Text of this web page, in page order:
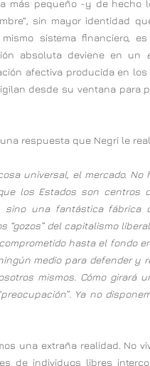
más pequeño -y de hecho
sin mayor identidad
sistema financiero,
absoluta deviene en un
afectiva producida en
desde su ventana para
respuesta que Negri le
universal, el mercado.
los Estados son centros
sino una fantástica
“gozos” del capitalismo
hasta el fondo
medio para defender y
mismos. Cómo girará
Ya no
una extraña realidad. No
de individuos libres